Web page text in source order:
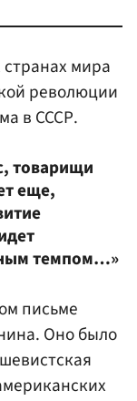
мира
революции
в СССР.
товарищи
еще,
темпом…»
письме
Оно было